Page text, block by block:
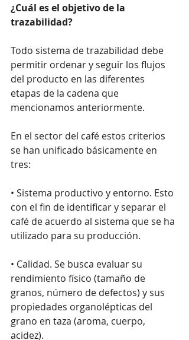
¿Cuál es el objetivo de la
trazabilidad?
Todo sistema de trazabilidad debe
permitir ordenar y seguir los flujos
del producto en las diferentes
etapas de la cadena que
mencionamos anteriormente.
En el sector del café estos criterios
se han unificado básicamente en
tres:
• Sistema productivo y entorno. Esto
con el fin de identificar y separar el
café de acuerdo al sistema que se ha
utilizado para su producción.
• Calidad. Se busca evaluar su
rendimiento físico (tamaño de
granos, número de defectos) y sus
propiedades organolépticas del
grano en taza (aroma, cuerpo,
acidez).